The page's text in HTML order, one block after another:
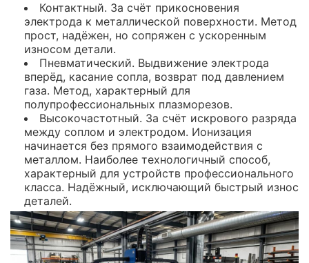
Контактный. За счёт прикосновения
электрода к металлической поверхности. Метод
прост, надёжен, но сопряжен с ускоренным
износом детали.
Пневматический. Выдвижение электрода
вперёд, касание сопла, возврат под давлением
газа. Метод, характерный для
полупрофессиональных плазморезов.
Высокочастотный. За счёт искрового разряда
между соплом и электродом. Ионизация
начинается без прямого взаимодействия с
металлом. Наиболее технологичный способ,
характерный для устройств профессионального
класса. Надёжный, исключающий быстрый износ
деталей.